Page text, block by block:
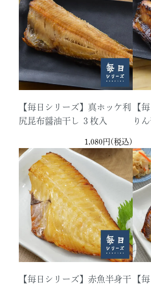
【毎日シリーズ】真ホッケ利
尻昆布醤油干し ３枚入
1,080円(税込)
【
り
【毎日シリーズ】赤魚半身干
【